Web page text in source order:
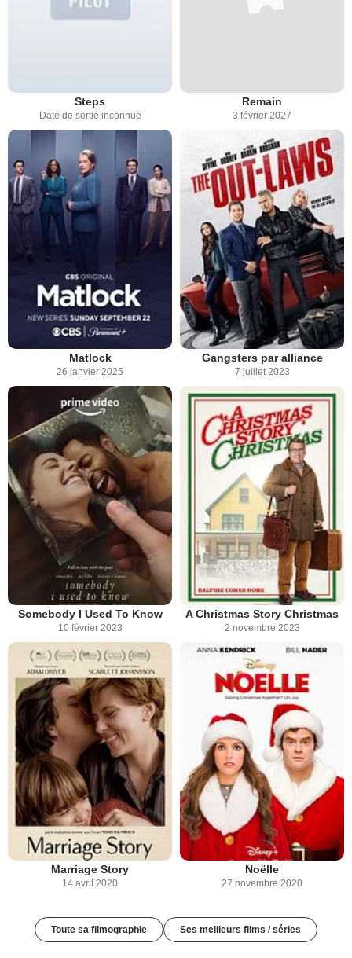
Steps
Date de sortie inconnue
Remain
3 février 2027
Matlock
26 janvier 2025
Gangsters par alliance
7 juillet 2023
Somebody I Used To Know
10 février 2023
A Christmas Story Christmas
2 novembre 2023
Marriage Story
14 avril 2020
Noëlle
27 novembre 2020
Toute sa filmographie Ses meilleurs films / séries